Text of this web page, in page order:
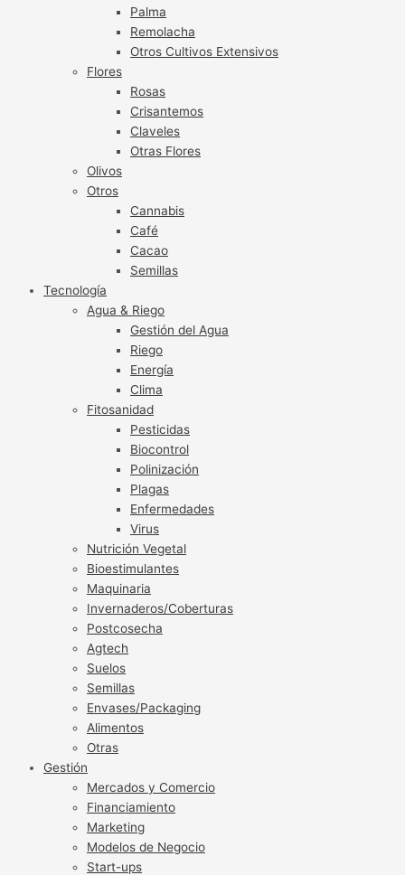
Palma
Remolacha
Otros Cultivos Extensivos
Flores
Rosas
Crisantemos
Claveles
Otras Flores
Olivos
Otros
Cannabis
Café
Cacao
Semillas
Tecnología
Agua & Riego
Gestión del Agua
Riego
Energía
Clima
Fitosanidad
Pesticidas
Biocontrol
Polinización
Plagas
Enfermedades
Virus
Nutrición Vegetal
Bioestimulantes
Maquinaria
Invernaderos/Coberturas
Postcosecha
Agtech
Suelos
Semillas
Envases/Packaging
Alimentos
Otras
Gestión
Mercados y Comercio
Financiamiento
Marketing
Modelos de Negocio
Start-ups